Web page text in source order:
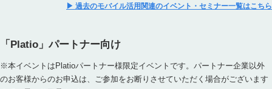
▶ 過去のモバイル活用関連のイベント・セミナー一覧はこちら
「Platio」パートナー向け
※本イベントはPlatioパートナー様限定イベントです。パートナー企業以外
のお客様からのお申込は、ご参加をお断りさせていただく場合がございます